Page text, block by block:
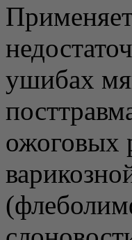
ушибах
ожоговых